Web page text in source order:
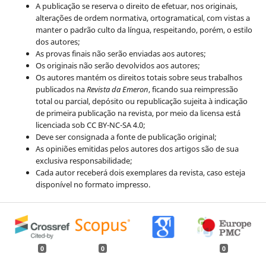
A publicação se reserva o direito de efetuar, nos originais,
alterações de ordem normativa, ortogramatical, com vistas a
manter o padrão culto da língua, respeitando, porém, o estilo
dos autores;
As provas finais não serão enviadas aos autores;
Os originais não serão devolvidos aos autores;
Os autores mantém os direitos totais sobre seus trabalhos
publicados naRevista da Emeron, ficando sua reimpressão
total ou parcial, depósito ou republicação sujeita à indicação
de primeira publicação na revista, por meio da licensa está
licenciada sob CC BY-NC-SA 4.0;
Deve ser consignada a fonte de publicação original;
As opiniões emitidas pelos autores dos artigos são de sua
exclusiva responsabilidade;
Cada autor receberá dois exemplares da revista, caso esteja
disponível no formato impresso.
0 0 0